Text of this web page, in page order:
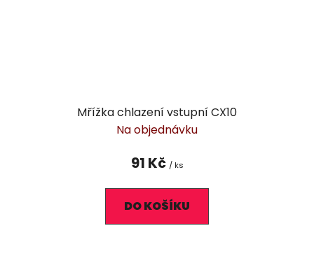
Mřížka chlazení vstupní CX10
Na objednávku
91 Kč / ks
DO KOŠÍKU